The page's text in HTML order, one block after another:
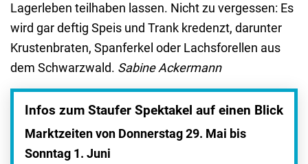
Lagerleben teilhaben lassen. Nicht zu vergessen: Es
wird gar deftig Speis und Trank kredenzt, darunter
Krustenbraten, Spanferkel oder Lachsforellen aus
dem Schwarzwald. Sabine Ackermann
Infos zum Staufer Spektakel auf einen Blick
Marktzeiten von Donnerstag 29. Mai bis
Sonntag 1. Juni